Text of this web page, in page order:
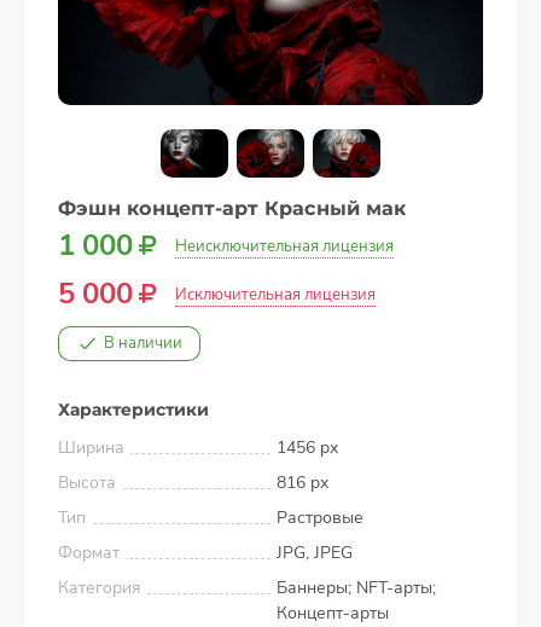
Фэшн концепт-арт Красный мак
1 000 Неисключительная лицензия
5 000 Исключительная лицензия
В наличии
Характеристики
Ширина
1456 px
Высота
816 px
Тип
Растровые
Формат
JPG, JPEG
Категория
Баннеры; NFT-арты;
Концепт-арты